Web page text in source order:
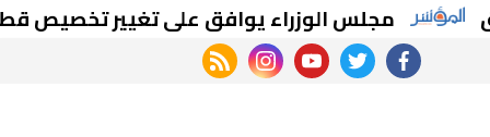
مجلس الوزراء يوافق على تغيير تخصيص قطع
facebook
twitter
youtube
instagram
rss feed